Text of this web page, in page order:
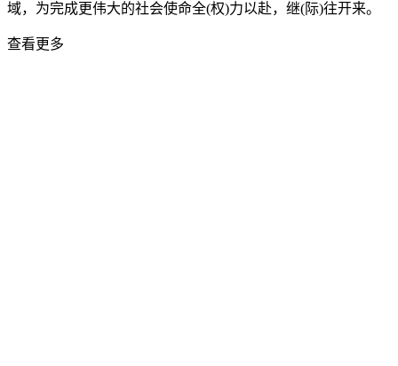
域，为完成更伟大的社会使命全(权)力以赴，继(际)往开来。
查看更多